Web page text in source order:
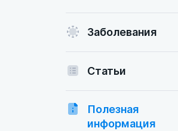
Заболевания
Статьи
Полезная
информация